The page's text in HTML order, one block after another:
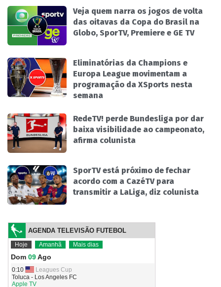
Veja quem narra os jogos de volta
das oitavas da Copa do Brasil na
Globo, SporTV, Premiere e GE TV
Eliminatórias da Champions e
Europa League movimentam a
programação da XSports nesta
semana
RedeTV! perde Bundesliga por dar
baixa visibilidade ao campeonato,
afirma colunista
SporTV está próximo de fechar
acordo com a CazéTV para
transmitir a LaLiga, diz colunista